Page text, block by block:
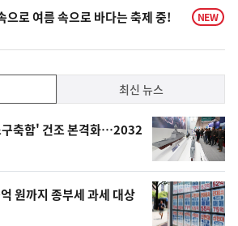
으로 여름 속으로 바다는 축제 중! NEW
최신 뉴스
구축함' 건조 본격화…2032
원까지 종부세 과세 대상